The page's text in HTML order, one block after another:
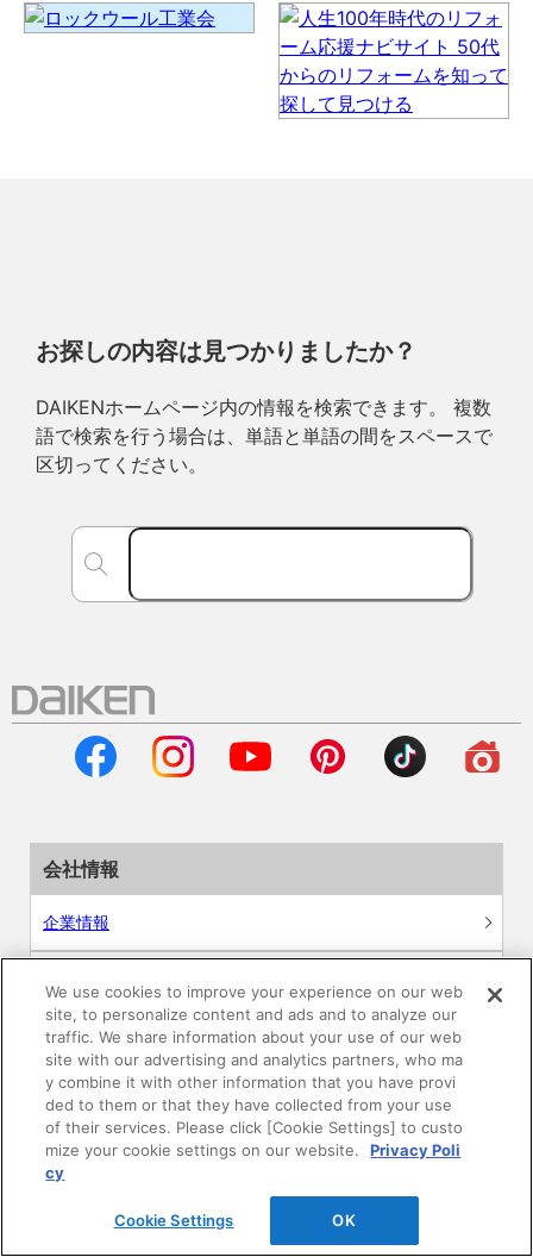
お探しの内容は見つかりましたか？
DAIKENホームページ内の情報を検索できます。 複数
語で検索を行う場合は、単語と単語の間をスペースで
区切ってください。
会社情報
企業情報
採用情報
ニュースリリース
Global
We use cookies to improve your experience on our web
site, to personalize content and ads and to analyze our
traffic. We share information about your use of our web
site with our advertising and analytics partners, who ma
y combine it with other information that you have provi
ded to them or that they have collected from your use
of their services. Please click [Cookie Settings] to custo
mize your cookie settings on our website.
Privacy Poli
cy
Cookie Settings OK